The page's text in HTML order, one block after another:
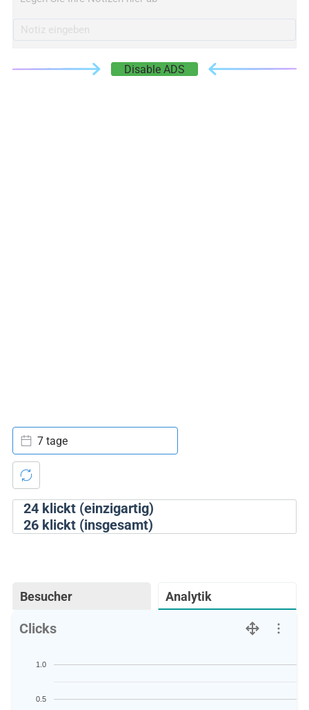
Disable ADS
24klickt (einzigartig)
26klickt (insgesamt)
7 tage
Besucher Analytik
Clicks
0.5
1.0